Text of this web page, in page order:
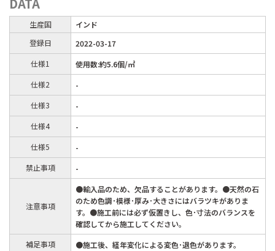
DATA
生産国
インド
登録日
2022-03-17
仕様1
使用数:約5.6個/㎡
仕様2
-
仕様3
-
仕様4
-
仕様5
-
禁止事項
-
注意事項
●輸入品のため、欠品することがあります。●天然の石
のため色調･模様･厚み･大きさにはバラツキがありま
す。●施工前には必ず仮置きし、色･寸法のバランスを
確認してから施工してください。
補足事項
●施工後、経年変化による変色･退色があります。